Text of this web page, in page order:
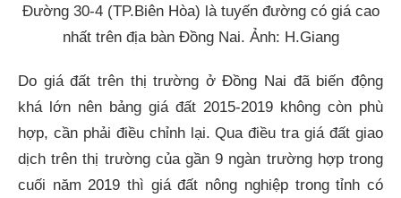
Đường 30-4 (TP.Biên Hòa) là tuyến đường có giá cao
nhất trên địa bàn Đồng Nai. Ảnh: H.Giang
Do giá đất trên thị trường ở Đồng Nai đã biến động
khá lớn nên bảng giá đất 2015-2019 không còn phù
hợp, cần phải điều chỉnh lại. Qua điều tra giá đất giao
dịch trên thị trường của gần 9 ngàn trường hợp trong
cuối năm 2019 thì giá đất nông nghiệp trong tỉnh có